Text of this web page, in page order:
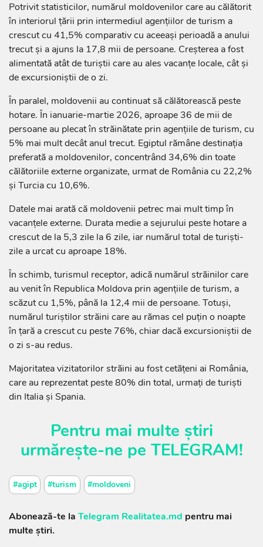
Potrivit statisticilor, numărul moldovenilor care au călătorit
în interiorul țării prin intermediul agențiilor de turism a
crescut cu 41,5% comparativ cu aceeași perioadă a anului
trecut și a ajuns la 17,8 mii de persoane. Creșterea a fost
alimentată atât de turiștii care au ales vacanțe locale, cât și
de excursioniștii de o zi.
În paralel, moldovenii au continuat să călătorească peste
hotare. În ianuarie-martie 2026, aproape 36 de mii de
persoane au plecat în străinătate prin agențiile de turism, cu
5% mai mult decât anul trecut. Egiptul rămâne destinația
preferată a moldovenilor, concentrând 34,6% din toate
călătoriile externe organizate, urmat de România cu 22,2%
și Turcia cu 10,6%.
Datele mai arată că moldovenii petrec mai mult timp în
vacanțele externe. Durata medie a sejurului peste hotare a
crescut de la 5,3 zile la 6 zile, iar numărul total de turiști-
zile a urcat cu aproape 18%.
În schimb, turismul receptor, adică numărul străinilor care
au venit în Republica Moldova prin agențiile de turism, a
scăzut cu 1,5%, până la 12,4 mii de persoane. Totuși,
numărul turiștilor străini care au rămas cel puțin o noapte
în țară a crescut cu peste 76%, chiar dacă excursioniștii de
o zi s-au redus.
Majoritatea vizitatorilor străini au fost cetățeni ai România,
care au reprezentat peste 80% din total, urmați de turiști
din Italia și Spania.
Pentru mai multe știri
urmărește-ne pe TELEGRAM!
#agipt #turism #moldoveni
Abonează-te la Telegram Realitatea.md pentru mai
multe știri.